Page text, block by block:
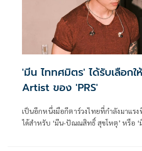
'มีน ไททศมิตร' ได้รับเลือกใ
Artist ของ 'PRS'
เป็นอีกหนึ่งมือกีตาร์วงไทยที่กำลังมาแร
ได้สำหรับ ‘มีน-ปัณณสิทธิ์ สุขโหตุ’ หรือ ‘